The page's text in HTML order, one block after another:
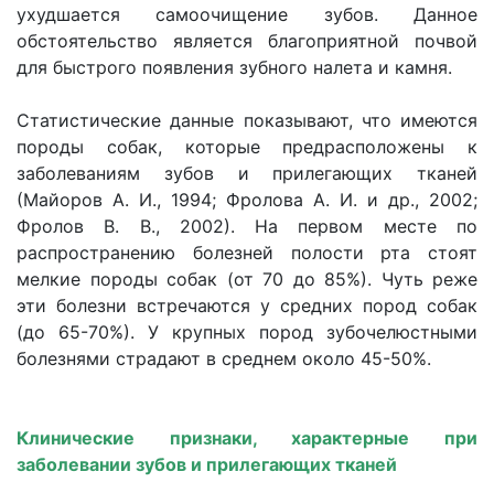
ухудшается самоочищение зубов. Данное
обстоятельство является благоприятной почвой
для быстрого появления зубного налета и камня.
Статистические данные показывают, что имеются
породы собак, которые предрасположены к
заболеваниям зубов и прилегающих тканей
(Майоров А. И., 1994; Фролова А. И. и др., 2002;
Фролов В. В., 2002). На первом месте по
распространению болезней полости рта стоят
мелкие породы собак (от 70 до 85%). Чуть реже
эти болезни встречаются у средних пород собак
(до 65-70%). У крупных пород зубочелюстными
болезнями страдают в среднем около 45-50%.
Клинические признаки, характерные при
заболевании зубов и прилегающих тканей